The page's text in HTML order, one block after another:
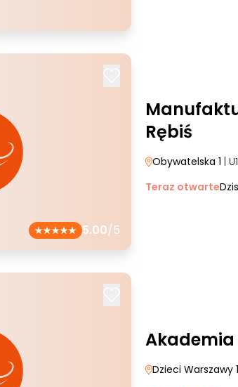
5.00/5
Rębiś
Obywatelska 1 |
Teraz otwarte
Akademia
Dzieci Warszawy